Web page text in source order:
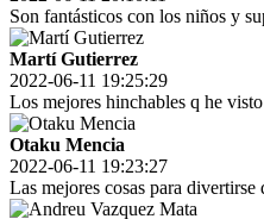
Son fantásticos con los niños y
Martí Gutierrez
2022-06-11 19:25:29
Los mejores hinchables q he
Otaku Mencia
2022-06-11 19:23:27
Las mejores cosas para divertirse